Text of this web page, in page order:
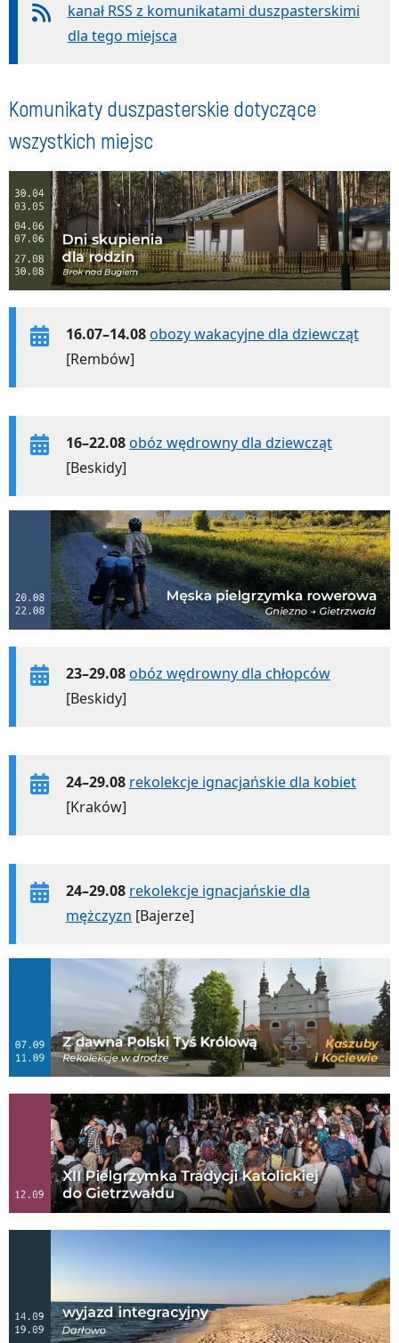
kanał RSS z komunikatami duszpasterskimi
dla tego miejsca
Komunikaty duszpasterskie dotyczące
wszystkich miejsc
16.07–14.08obozy wakacyjne dla dziewcząt
[Rembów]
16–22.08obóz wędrowny dla dziewcząt
[Beskidy]
23–29.08obóz wędrowny dla chłopców
[Beskidy]
24–29.08 rekolekcje ignacjańskie dla kobiet
[Kraków]
24–29.08 rekolekcje ignacjańskie dla
mężczyzn [Bajerze]